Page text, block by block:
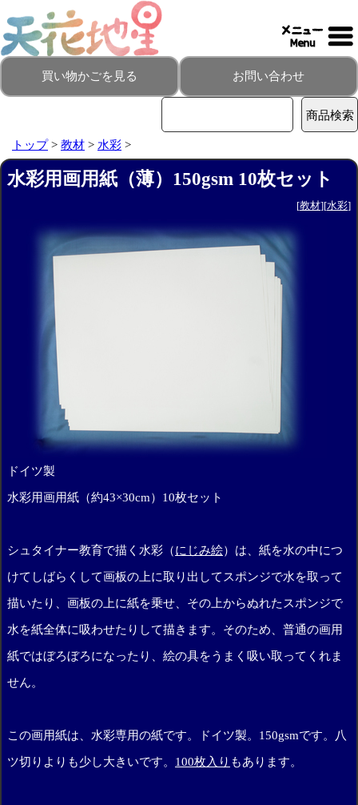
買い物かごを見る お問い合わせ
トップ> 教材 > 水彩 >
水彩用画用紙（薄）150gsm 10枚セット
[教材][水彩]
ドイツ製
水彩用画用紙（約43×30cm）10枚セット
シュタイナー教育で描く水彩（にじみ絵）は、紙を水の中につ
けてしばらくして画板の上に取り出してスポンジで水を取って
描いたり、画板の上に紙を乗せ、その上からぬれたスポンジで
水を紙全体に吸わせたりして描きます。そのため、普通の画用
紙ではぼろぼろになったり、絵の具をうまく吸い取ってくれま
せん。
この画用紙は、水彩専用の紙です。ドイツ製。150gsmです。八
ツ切りよりも少し大きいです。 100枚入り もあります。